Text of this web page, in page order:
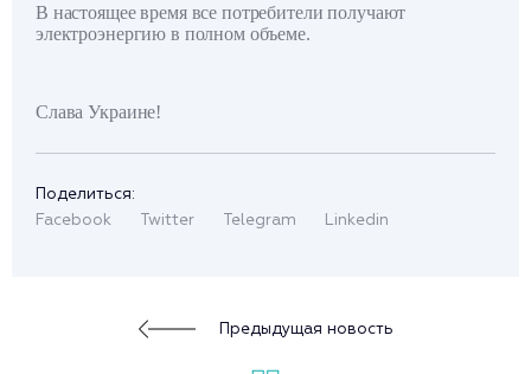
В настоящее время все потребители получают
электроэнергию в полном объеме.
Слава Украине!
Поделиться:
Facebook
Twitter Telegram Linkedin
Предыдущая новость